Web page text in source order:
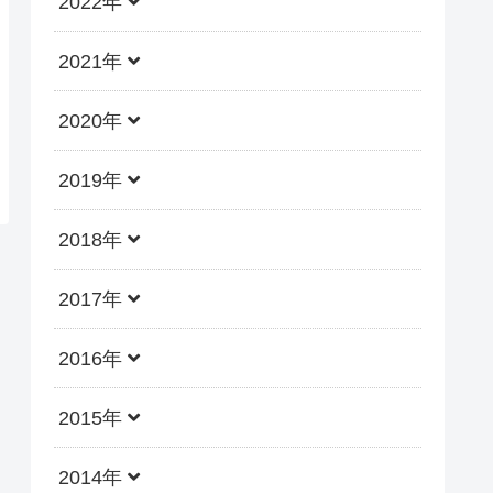
2021年
2020年
2019年
2018年
2017年
2016年
2015年
2014年